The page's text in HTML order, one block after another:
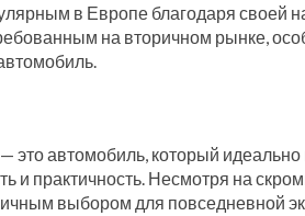
в Европе благодаря своей
на вторичном рынке,
это автомобиль, который идеально
и практичность. Несмотря на
выбором для повседневной